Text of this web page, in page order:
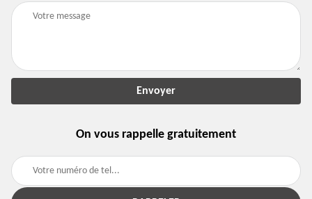
On vous rappelle gratuitement